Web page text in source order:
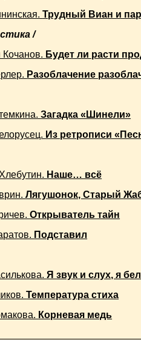
Трудный Виан и
/
Будет ли расти
Разоблачение
Загадка «Шинели»
Из ретрописи
Наше… всё
Лягушонок, Старый
Открыватель тайн
Подставил
Я звук и слух, я
Температура стиха
Корневая медь